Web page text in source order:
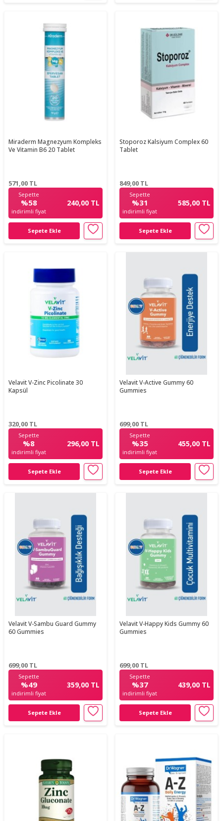
Miraderm Magnezyum Kompleks
Ve Vitamin B6 20 Tablet
571,00 TL
Sepette
%58
indirimli fiyat
240,00 TL
Sepete Ekle
Stoporoz Kalsiyum Complex 60
Tablet
849,00 TL
Sepette
%31
indirimli fiyat
585,00 TL
Sepete Ekle
Velavit V-Zinc Picolinate 30
Kapsül
320,00 TL
Sepette
%8
indirimli fiyat
296,00 TL
Sepete Ekle
Velavit V-Active Gummy 60
Gummies
699,00 TL
Sepette
%35
indirimli fiyat
455,00 TL
Sepete Ekle
Velavit V-Sambu Guard Gummy
60 Gummies
699,00 TL
Sepette
%49
indirimli fiyat
359,00 TL
Sepete Ekle
Velavit V-Happy Kids Gummy 60
Gummies
699,00 TL
Sepette
%37
indirimli fiyat
439,00 TL
Sepete Ekle